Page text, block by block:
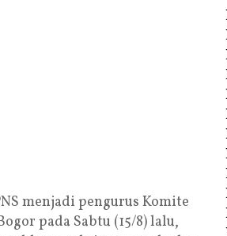
menjadi pengurus Komite
pada Sabtu (15/8) lalu,